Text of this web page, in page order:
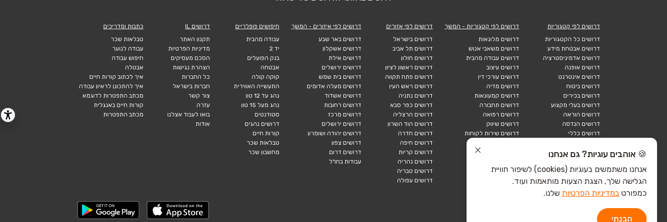
דרושים לפי קטגוריות
דרושים כל הקטגוריות
דרושים אבטחת מידע
דרושים אדמיניסטרציה
דרושים אופנה
דרושים אינטרנט
דרושים ביטוח
דרושים בכירים
דרושים בעלי מקצוע
דרושים הוראה
דרושים הנדסה
דרושים כללי
דרושים לוגיסטיקה
דרושים מכירות
הייטק חומרה
דרושים לפי קטגוריות - המשך
דרושים מלונאות
דרושים משאבי אנוש
דרושים עבודה מהבית
דרושים עיצוב
דרושים עורכי דין
דרושים מדיה
דרושים קמעונאות
דרושים תחבורה
דרושים רפואה
דרושים שיווק
דרושים שירות לקוחות
הייטק כללי
הייטק תוכנה
דרושים לפי אזורים
דרושים בישראל
דרושים תל אביב
דרושים חולון
דרושים ראשון לציון
דרושים פתח תקווה
דרושים ראש העין
דרושים נתניה
דרושים כפר סבא
דרושים הרצליה
דרושים הוד השרון
דרושים חדרה
דרושים חיפה
דרושים קריות
דרושים נהריה
דרושים טבריה
דרושים עפולה
דרושים לפי איזורים - המשך
דרושים באר שבע
דרושים אשקלון
דרושים אילת
דרושים ירושלים
דרושים בית שמש
דרושים מעלה אדומים
דרושים אשדוד
דרושים רחובות
דרושים מרכז
דרושים ירושלים
דרושים יהודה ושומרון
דרושים צפון
דרושים דרום
עבודות בחו"ל
חיפושים פופלריים
עבודה מהבית
יד 2
בנק הפועלים
אבטחה
קוקה קולה
התעשייה האווירית
נהג עד 12 טון
נהג מעל 15 טון
סטודנטים
דרושים נהגים
קורות חיים
טבלאות שכר
מחשבון שכר
דרושים IL
תקנון האתר
מדיניות הפרטיות
הסכם מעסיקים
הצהרת נגישות
כל החברות
חברות בישראל
צור קשר
עזרה
בואו לעבוד אצלנו
אודות
כתבות ומדריכים
טבלאות שכר
עבודה לנוער
חיפוש עבודה
אבטלה
איך לכתוב קורות חיים
איך להתכונן לראיון עבודה
מכתב התפטרות לדוגמא
קורות חיים באנגלית
מכתב התפטרות
🍪 אוהבים עוגיות? גם אנחנו
אנחנו משתמשים בעוגיות (cookies) לשיפור חוויית
הגלישה שלך, הצגת הצעות מותאמות ועוד.
כמפורט במדיניות הפרטיות שלנו.
הבנתי